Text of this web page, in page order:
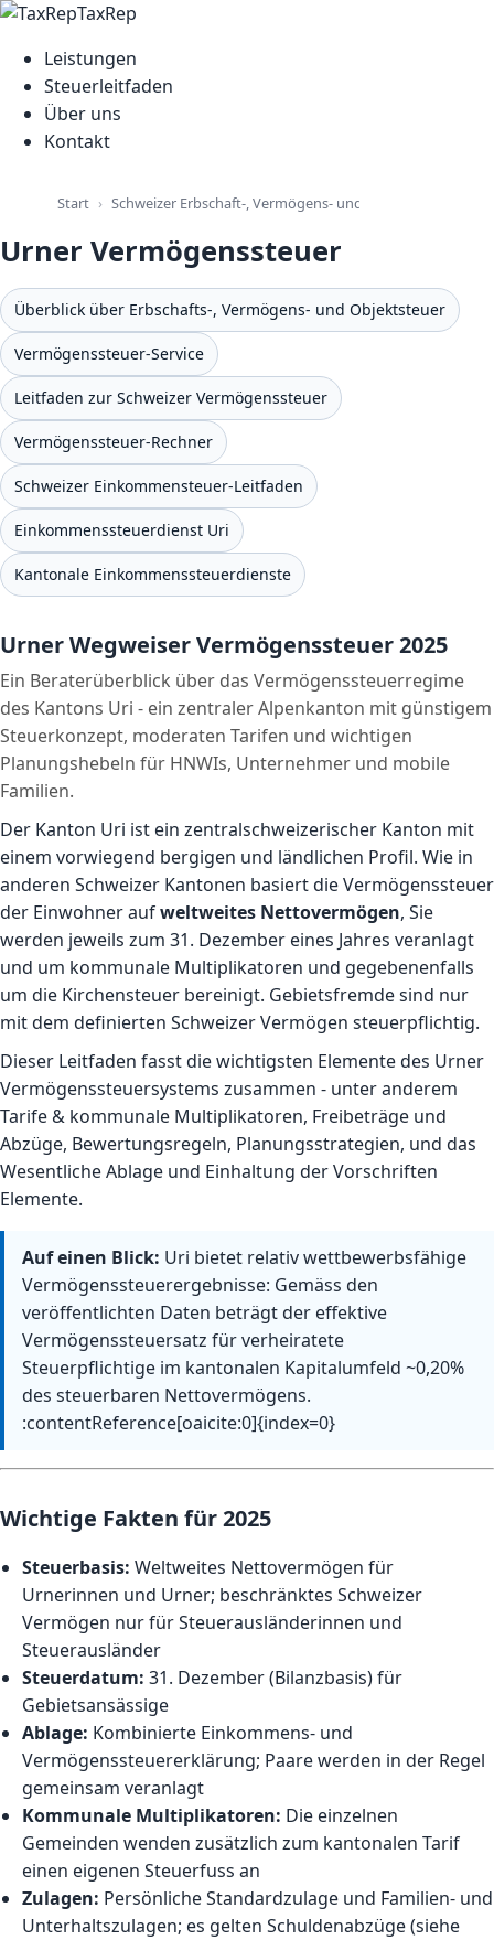
TaxRep
Leistungen
Steuerleitfaden
Über uns
Kontakt
Start Schweizer Erbschaft-, Vermögens- und Immobiliensteuer-
Urner Vermögenssteuer
Überblick über Erbschafts-, Vermögens- und Objektsteuer
Vermögenssteuer-Service
Leitfaden zur Schweizer Vermögenssteuer
Vermögenssteuer-Rechner
Schweizer Einkommensteuer-Leitfaden
Einkommenssteuerdienst Uri
Kantonale Einkommenssteuerdienste
Urner Wegweiser Vermögenssteuer 2025
Ein Beraterüberblick über das Vermögenssteuerregime
des Kantons Uri - ein zentraler Alpenkanton mit günstigem
Steuerkonzept, moderaten Tarifen und wichtigen
Planungshebeln für HNWIs, Unternehmer und mobile
Familien.
Der Kanton Uri ist ein zentralschweizerischer Kanton mit
einem vorwiegend bergigen und ländlichen Profil. Wie in
anderen Schweizer Kantonen basiert die Vermögenssteuer
der Einwohner aufweltweites Nettovermögen, Sie
werden jeweils zum 31. Dezember eines Jahres veranlagt
und um kommunale Multiplikatoren und gegebenenfalls
um die Kirchensteuer bereinigt. Gebietsfremde sind nur
mit dem definierten Schweizer Vermögen steuerpflichtig.
Dieser Leitfaden fasst die wichtigsten Elemente des Urner
Vermögenssteuersystems zusammen - unter anderem
Tarife & kommunale Multiplikatoren, Freibeträge und
Abzüge, Bewertungsregeln, Planungsstrategien, und das
WesentlicheAblage und Einhaltung der Vorschriften
Elemente.
Auf einen Blick: Uri bietet relativ wettbewerbsfähige
Vermögenssteuerergebnisse: Gemäss den
veröffentlichten Daten beträgt der effektive
Vermögenssteuersatz für verheiratete
Steuerpflichtige im kantonalen Kapitalumfeld ~0,20%
des steuerbaren Nettovermögens.
:contentReference[oaicite:0]{index=0}
Wichtige Fakten für 2025
Steuerbasis: Weltweites Nettovermögen für
Urnerinnen und Urner; beschränktes Schweizer
Vermögen nur für Steuerausländerinnen und
Steuerausländer
Steuerdatum: 31. Dezember (Bilanzbasis) für
Gebietsansässige
Ablage: Kombinierte Einkommens- und
Vermögenssteuererklärung; Paare werden in der Regel
gemeinsam veranlagt
Kommunale Multiplikatoren: Die einzelnen
Gemeinden wenden zusätzlich zum kantonalen Tarif
einen eigenen Steuerfuss an
Zulagen: Persönliche Standardzulage und Familien- und
Unterhaltszulagen; es gelten Schuldenabzüge (siehe